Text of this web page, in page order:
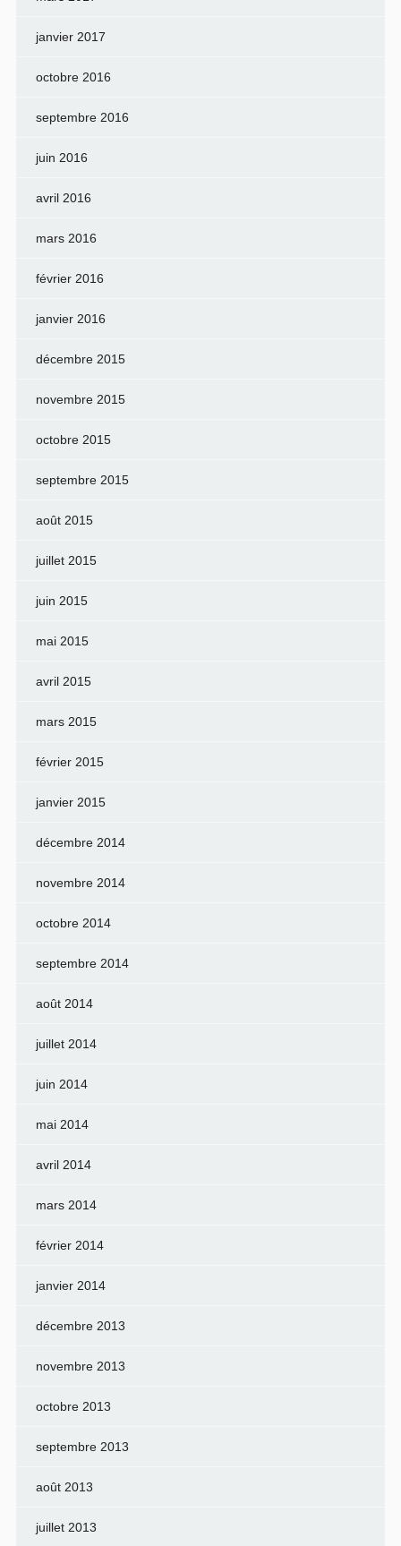
janvier 2017
octobre 2016
septembre 2016
juin 2016
avril 2016
mars 2016
février 2016
janvier 2016
décembre 2015
novembre 2015
octobre 2015
septembre 2015
août 2015
juillet 2015
juin 2015
mai 2015
avril 2015
mars 2015
février 2015
janvier 2015
décembre 2014
novembre 2014
octobre 2014
septembre 2014
août 2014
juillet 2014
juin 2014
mai 2014
avril 2014
mars 2014
février 2014
janvier 2014
décembre 2013
novembre 2013
octobre 2013
septembre 2013
août 2013
juillet 2013